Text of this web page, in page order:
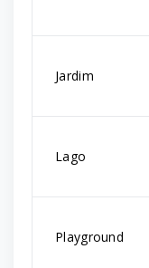
Jardim
Lago
Playground